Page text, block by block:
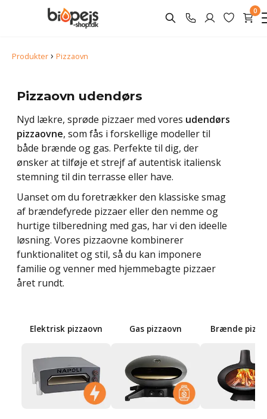
0
Produkter › Pizzaovn
Pizzaovn udendørs
Nyd lækre, sprøde pizzaer med vores udendørs
pizzaovne, som fås i forskellige modeller til
både brænde og gas. Perfekte til dig, der
ønsker at tilføje et strejf af autentisk italiensk
stemning til din terrasse eller have.
Uanset om du foretrækker den klassiske smag
af brændefyrede pizzaer eller den nemme og
hurtige tilberedning med gas, har vi den ideelle
løsning. Vores pizzaovne kombinerer
funktionalitet og stil, så du kan imponere
familie og venner med hjemmebagte pizzaer
året rundt.
Elektrisk pizzaovn Gas pizzaovn Brænde